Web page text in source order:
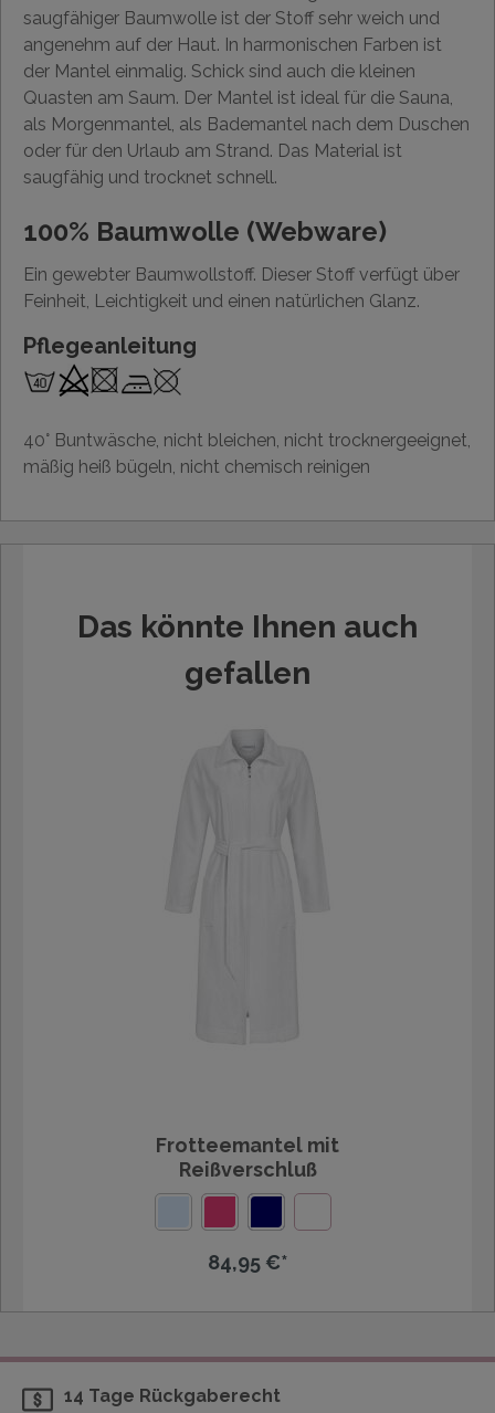
saugfähiger Baumwolle ist der Stoff sehr weich und
angenehm auf der Haut. In harmonischen Farben ist
der Mantel einmalig. Schick sind auch die kleinen
Quasten am Saum. Der Mantel ist ideal für die Sauna,
als Morgenmantel, als Bademantel nach dem Duschen
oder für den Urlaub am Strand. Das Material ist
saugfähig und trocknet schnell.
100% Baumwolle (Webware)
Ein gewebter Baumwollstoff. Dieser Stoff verfügt über
Feinheit, Leichtigkeit und einen natürlichen Glanz.
Pflegeanleitung
40° Buntwäsche, nicht bleichen, nicht trocknergeeignet,
mäßig heiß bügeln, nicht chemisch reinigen
Das könnte Ihnen auch
gefallen
Frotteemantel mit
Reißverschluß
84,95 €*
14 Tage Rückgaberecht